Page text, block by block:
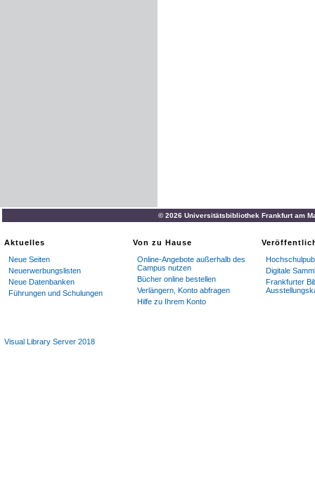
© 2026 Universitätsbibliothek Frankfurt am
Aktuelles
Neue Seiten
Neuerwerbungslisten
Neue Datenbanken
Führungen und Schulungen
Von zu Hause
Online-Angebote außerhalb des
Campus nutzen
Bücher online bestellen
Verlängern, Konto abfragen
Hilfe zu Ihrem Konto
Digitale
Frankfurter
Visual Library Server 2018